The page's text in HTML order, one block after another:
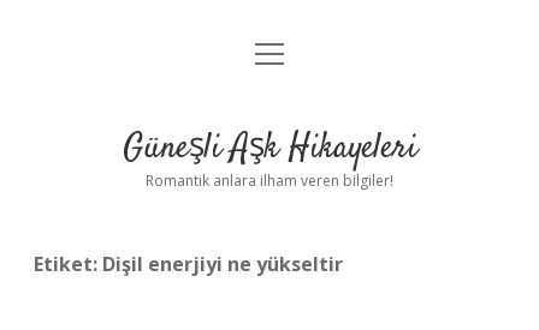
Anasayfa
Yasal Uyarı
menüyü
Güneşli Aşk Hikayeleri
Romantik anlara ilham veren bilgiler!
Etiket: Dişil enerjiyi ne yükseltir